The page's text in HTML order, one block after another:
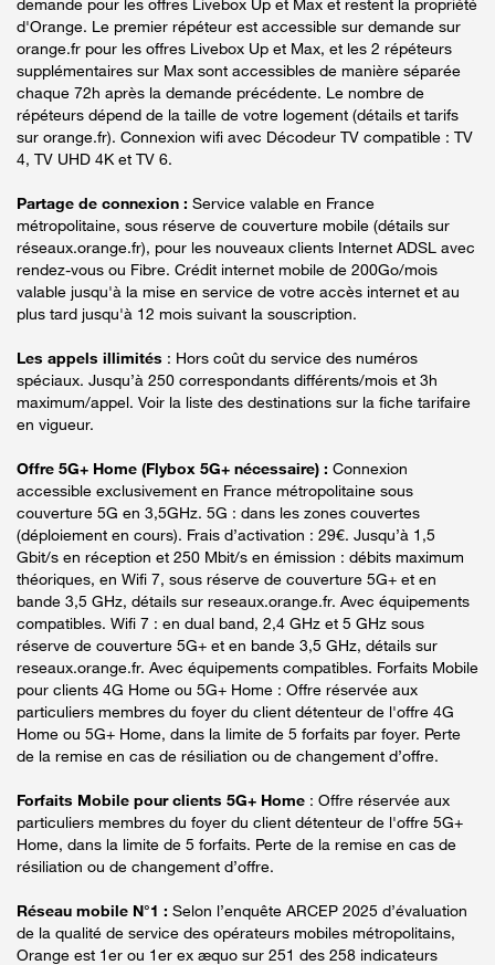
d'Orange. Le premier répéteur est accessible sur demande sur
orange.fr pour les offres Livebox Up et Max, et les 2 répéteurs
supplémentaires sur Max sont accessibles de manière séparée
chaque 72h après la demande précédente. Le nombre de
répéteurs dépend de la taille de votre logement (détails et tarifs
sur orange.fr). Connexion wifi avec Décodeur TV compatible : TV
4, TV UHD 4K et TV 6.
Partage de connexion : Service valable en France
métropolitaine, sous réserve de couverture mobile (détails sur
réseaux.orange.fr), pour les nouveaux clients Internet ADSL avec
rendez-vous ou Fibre. Crédit internet mobile de 200Go/mois
valable jusqu'à la mise en service de votre accès internet et au
plus tard jusqu'à 12 mois suivant la souscription.
Les appels illimités : Hors coût du service des numéros
spéciaux. Jusqu’à 250 correspondants différents/mois et 3h
maximum/appel. Voir la liste des destinations sur la fiche tarifaire
en vigueur.
Offre 5G+ Home (Flybox 5G+ nécessaire) : Connexion
accessible exclusivement en France métropolitaine sous
couverture 5G en 3,5GHz. 5G : dans les zones couvertes
(déploiement en cours). Frais d’activation : 29€. Jusqu’à 1,5
Gbit/s en réception et 250 Mbit/s en émission : débits maximum
théoriques, en Wifi 7, sous réserve de couverture 5G+ et en
bande 3,5 GHz, détails sur reseaux.orange.fr. Avec équipements
compatibles. Wifi 7 : en dual band, 2,4 GHz et 5 GHz sous
réserve de couverture 5G+ et en bande 3,5 GHz, détails sur
reseaux.orange.fr. Avec équipements compatibles. Forfaits Mobile
pour clients 4G Home ou 5G+ Home : Offre réservée aux
particuliers membres du foyer du client détenteur de l'offre 4G
Home ou 5G+ Home, dans la limite de 5 forfaits par foyer. Perte
de la remise en cas de résiliation ou de changement d’offre.
Forfaits Mobile pour clients 5G+ Home : Offre réservée aux
particuliers membres du foyer du client détenteur de l'offre 5G+
Home, dans la limite de 5 forfaits. Perte de la remise en cas de
résiliation ou de changement d’offre.
Réseau mobile N°1 : Selon l’enquête ARCEP 2025 d’évaluation
de la qualité de service des opérateurs mobiles métropolitains,
Orange est 1er ou 1er ex æquo sur 251 des 258 indicateurs